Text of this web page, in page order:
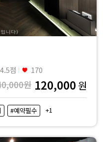
4.5점 170
원 120,000 원
#예약필수 +1